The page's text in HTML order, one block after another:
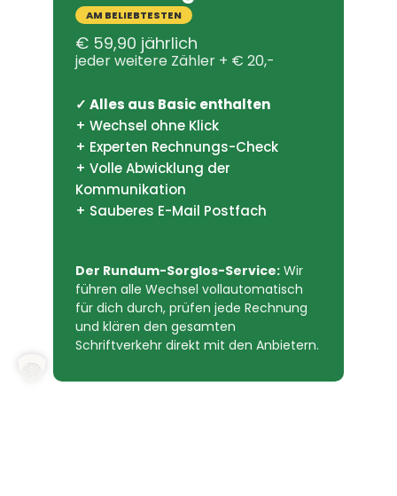
AM BELIEBTESTEN
€ 59,90 jährlich
jeder weitere Zähler + € 20,-
✓ Alles aus Basic enthalten
+ Wechsel ohne Klick
+ Experten Rechnungs-Check
+ Volle Abwicklung der
Kommunikation
+ Sauberes E-Mail Postfach
Der Rundum-Sorglos-Service: Wir
führen alle Wechsel vollautomatisch
für dich durch, prüfen jede Rechnung
und klären den gesamten
Schriftverkehr direkt mit den Anbietern.